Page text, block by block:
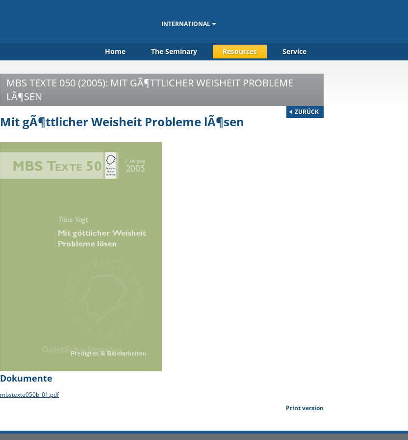
INTERNATIONAL
Home The Seminary Resources Service
MBS TEXTE 050 (2005): MIT GÃ¶TTLICHER WEISHEIT PROBLEME
LÃ¶SEN
ZURÜCK
Mit gÃ¶ttlicher Weisheit Probleme lÃ¶sen
Dokumente
mbstexte050b_01.pdf
Print version